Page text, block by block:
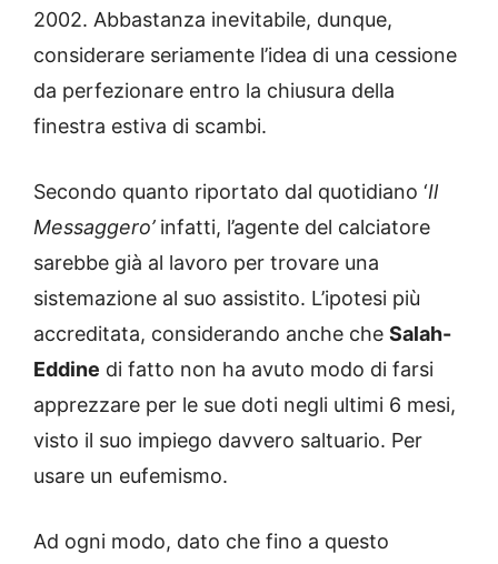
2002. Abbastanza inevitabile, dunque,
considerare seriamente l’idea di una cessione
da perfezionare entro la chiusura della
finestra estiva di scambi.
Secondo quanto riportato dal quotidiano ‘Il
Messaggero’infatti, l’agente del calciatore
sarebbe già al lavoro per trovare una
sistemazione al suo assistito. L’ipotesi più
accreditata, considerando anche che Salah-
Eddine di fatto non ha avuto modo di farsi
apprezzare per le sue doti negli ultimi 6 mesi,
visto il suo impiego davvero saltuario. Per
usare un eufemismo.
Ad ogni modo, dato che fino a questo